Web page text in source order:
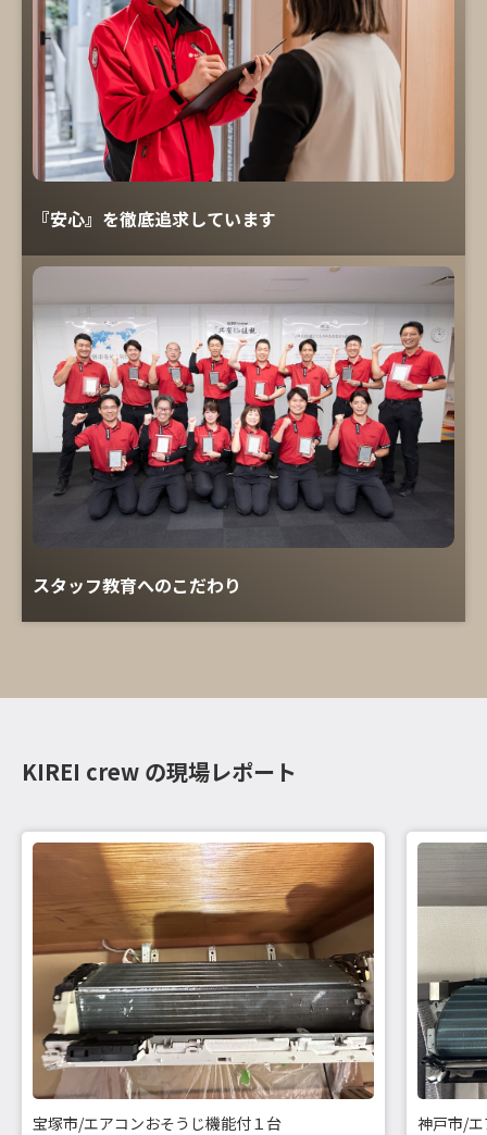
『安心』を徹底追求しています
スタッフ教育へのこだわり
KIREI crew の現場レポート
宝塚市/エアコンおそうじ機能付１台 神戸市/